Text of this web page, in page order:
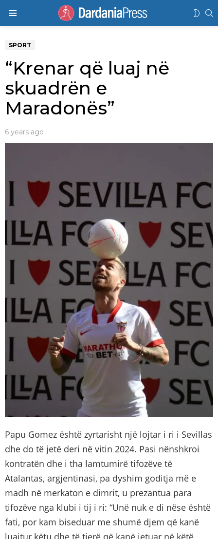
SPORT
“Krenar që luaj në
skuadrën e
Maradonës”
6 years ago
Papu Gomez është zyrtarisht një lojtar i ri i Sevillas
dhe do të jetë deri në vitin 2024. Pasi nënshkroi
kontratën dhe i tha lamtumirë tifozëve të
Atalantas, argjentinasi, pa dyshim goditja më e
madh në merkaton e dimrit, u prezantua para
tifozëve nga klubi i tij i ri: “Unë nuk e di nëse është
fati, por kam biseduar me shumë djem që kanë
luajtur këtu dhe të tjerë që kanë jetuar në këtë